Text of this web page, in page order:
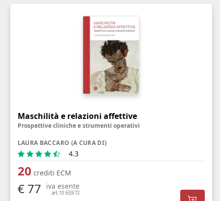
Maschilità e relazioni affettive
Prospettive cliniche e strumenti operativi
LAURA BACCARO (A CURA DI)
4.3
20 crediti ECM
€ 77 iva esente
art.10 633/72